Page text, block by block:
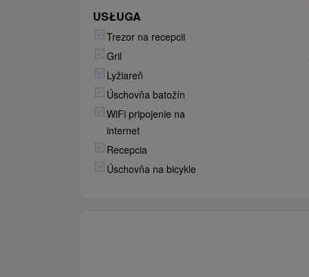
USŁUGA
Trezor na recepcii
Gril
Lyžiareň
Úschovňa batožín
WiFi pripojenie na
internet
Recepcia
Úschovňa na bicykle